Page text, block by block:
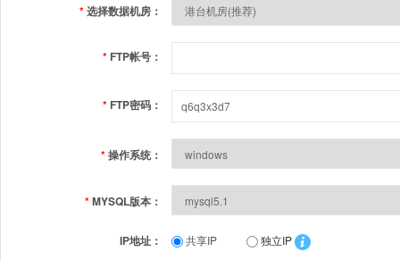
*选择数据机房：
* FTP帐号：
* FTP密码：
*操作系统：
*MYSQL版本：
IP地址： 共享IP 独立IP